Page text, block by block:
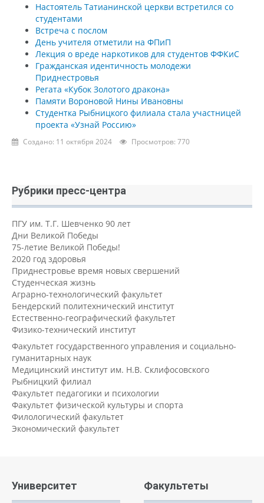
Настоятель Татианинской церкви встретился со
студентами
Встреча с послом
День учителя отметили на ФПиП
Лекция о вреде наркотиков для студентов ФФКиС
Гражданская идентичность молодежи
Приднестровья
Регата «Кубок Золотого дракона»
Памяти Вороновой Нины Ивановны
Студентка Рыбницкого филиала стала участницей
проекта «Узнай Россию»
Создано: 11 октября 2024 Просмотров: 770
Рубрики пресс-центра
ПГУ им. Т.Г. Шевченко 90 лет
Дни Великой Победы
75-летие Великой Победы!
2020 год здоровья
Приднестровье время новых свершений
Студенческая жизнь
Аграрно-технологический факультет
Бендерский политехнический институт
Естественно-географический факультет
Физико-технический институт
Факультет государственного управления и социально-
гуманитарных наук
Медицинский институт им. Н.В. Склифосовского
Рыбницкий филиал
Факультет педагогики и психологии
Факультет физической культуры и спорта
Филологический факультет
Экономический факультет
Университет Факультеты